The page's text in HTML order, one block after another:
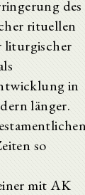
des
rituellen
liturgischer
in
länger.
so
mit AK